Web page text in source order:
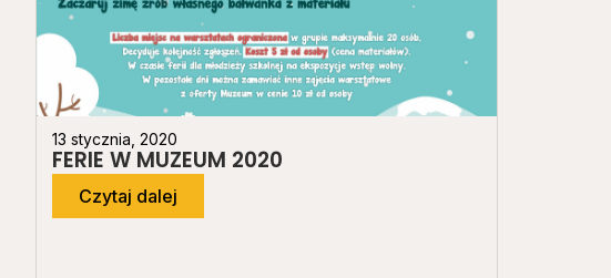
13 stycznia, 2020
FERIE W MUZEUM 2020
Czytaj dalej